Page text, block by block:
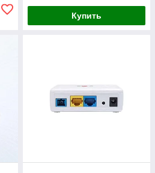
Купить